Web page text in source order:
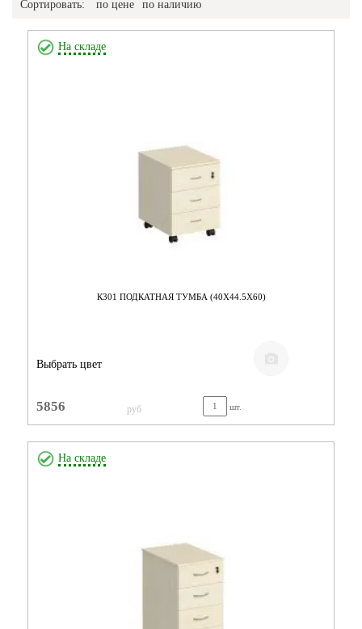
Сортировать: по цене по наличию
На складе
К301 ПОДКАТНАЯ ТУМБА (40Х44.5Х60)
Выбрать цвет
5856 руб шт.
На складе